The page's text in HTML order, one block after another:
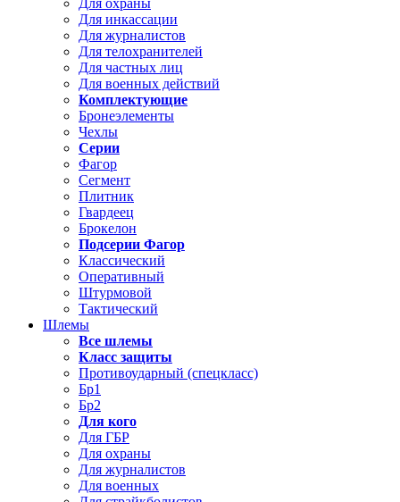
Для охраны
Для инкассации
Для журналистов
Для телохранителей
Для частных лиц
Для военных действий
Комплектующие
Бронеэлементы
Чехлы
Серии
Фагор
Сегмент
Плитник
Гвардеец
Брокелон
Подсерии Фагор
Классический
Оперативный
Штурмовой
Тактический
Шлемы
Все шлемы
Класс защиты
Противоударный (спецкласс)
Бр1
Бр2
Для кого
Для ГБР
Для охраны
Для журналистов
Для военных